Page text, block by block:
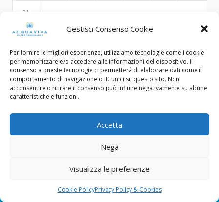
Gestisci Consenso Cookie
Per fornire le migliori esperienze, utilizziamo tecnologie come i cookie
per memorizzare e/o accedere alle informazioni del dispositivo. Il
consenso a queste tecnologie ci permetterà di elaborare dati come il
comportamento di navigazione o ID unici su questo sito. Non
acconsentire o ritirare il consenso può influire negativamente su alcune
caratteristiche e funzioni.
Accetta
Nega
Visualizza le preferenze
Cookie PolicyPrivacy Policy & Cookies
31
C.F. e Num. Iscriz. Reg. Imp. Brescia: 03453130985
Designed with ❤︎ byFP Design - Flavio Pellegrini